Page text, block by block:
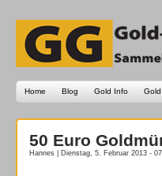
Home Blog Gold Info
50 Euro
Hannes | Dienstag, 5. Februar 2013 -